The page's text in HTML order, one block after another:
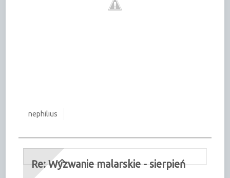
nephilius
Re: Wyzwanie malarskie - sierpień